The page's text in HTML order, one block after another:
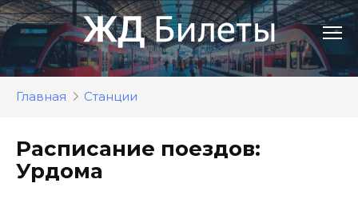
Перейти
к
контенту
Главная Станции
Расписание поездов:
Урдома